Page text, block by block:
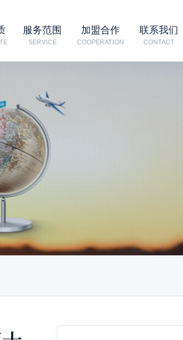
服务范围
SERVICE
加盟合作
COOPERATION
联系我们
CONTACT